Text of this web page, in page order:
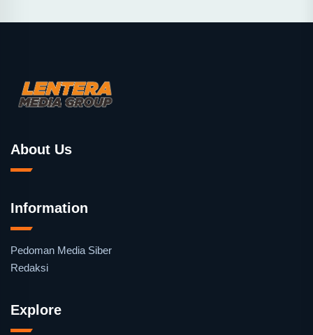
About Us
Information
Pedoman Media Siber
Redaksi
Explore